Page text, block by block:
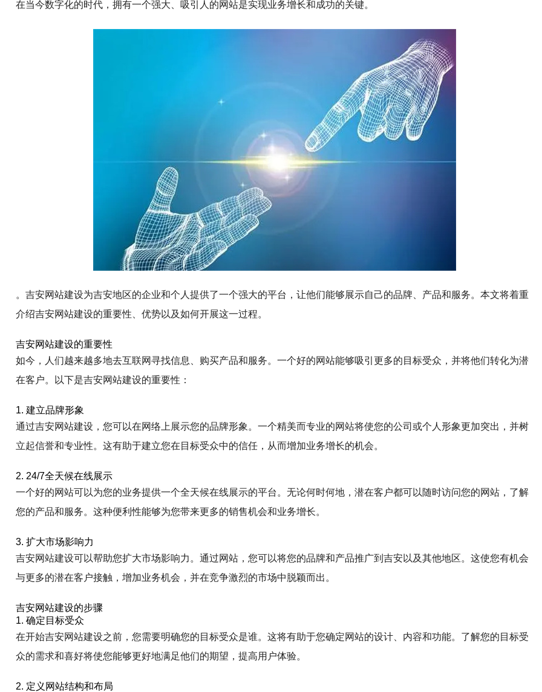
在当今数字化的时代，拥有一个强大、吸引人的网站是实现业务增长和成功的关键。
。吉安网站建设为吉安地区的企业和个人提供了一个强大的平台，让他们能够展示自己的品牌、产品和服务。本文将着重
介绍吉安网站建设的重要性、优势以及如何开展这一过程。
吉安网站建设的重要性
如今，人们越来越多地去互联网寻找信息、购买产品和服务。一个好的网站能够吸引更多的目标受众，并将他们转化为潜
在客户。以下是吉安网站建设的重要性：
1. 建立品牌形象
通过吉安网站建设，您可以在网络上展示您的品牌形象。一个精美而专业的网站将使您的公司或个人形象更加突出，并树
立起信誉和专业性。这有助于建立您在目标受众中的信任，从而增加业务增长的机会。
2. 24/7全天候在线展示
一个好的网站可以为您的业务提供一个全天候在线展示的平台。无论何时何地，潜在客户都可以随时访问您的网站，了解
您的产品和服务。这种便利性能够为您带来更多的销售机会和业务增长。
3. 扩大市场影响力
吉安网站建设可以帮助您扩大市场影响力。通过网站，您可以将您的品牌和产品推广到吉安以及其他地区。这使您有机会
与更多的潜在客户接触，增加业务机会，并在竞争激烈的市场中脱颖而出。
吉安网站建设的步骤
1. 确定目标受众
在开始吉安网站建设之前，您需要明确您的目标受众是谁。这将有助于您确定网站的设计、内容和功能。了解您的目标受
众的需求和喜好将使您能够更好地满足他们的期望，提高用户体验。
2. 定义网站结构和布局